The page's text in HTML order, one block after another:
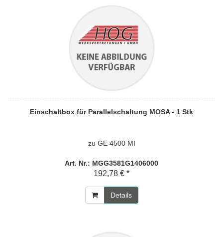
Einschaltbox für Parallelschaltung MOSA - 1 Stk
zu GE 4500 MI
Art. Nr.: MGG3581G1406000
192,78 € *
Details